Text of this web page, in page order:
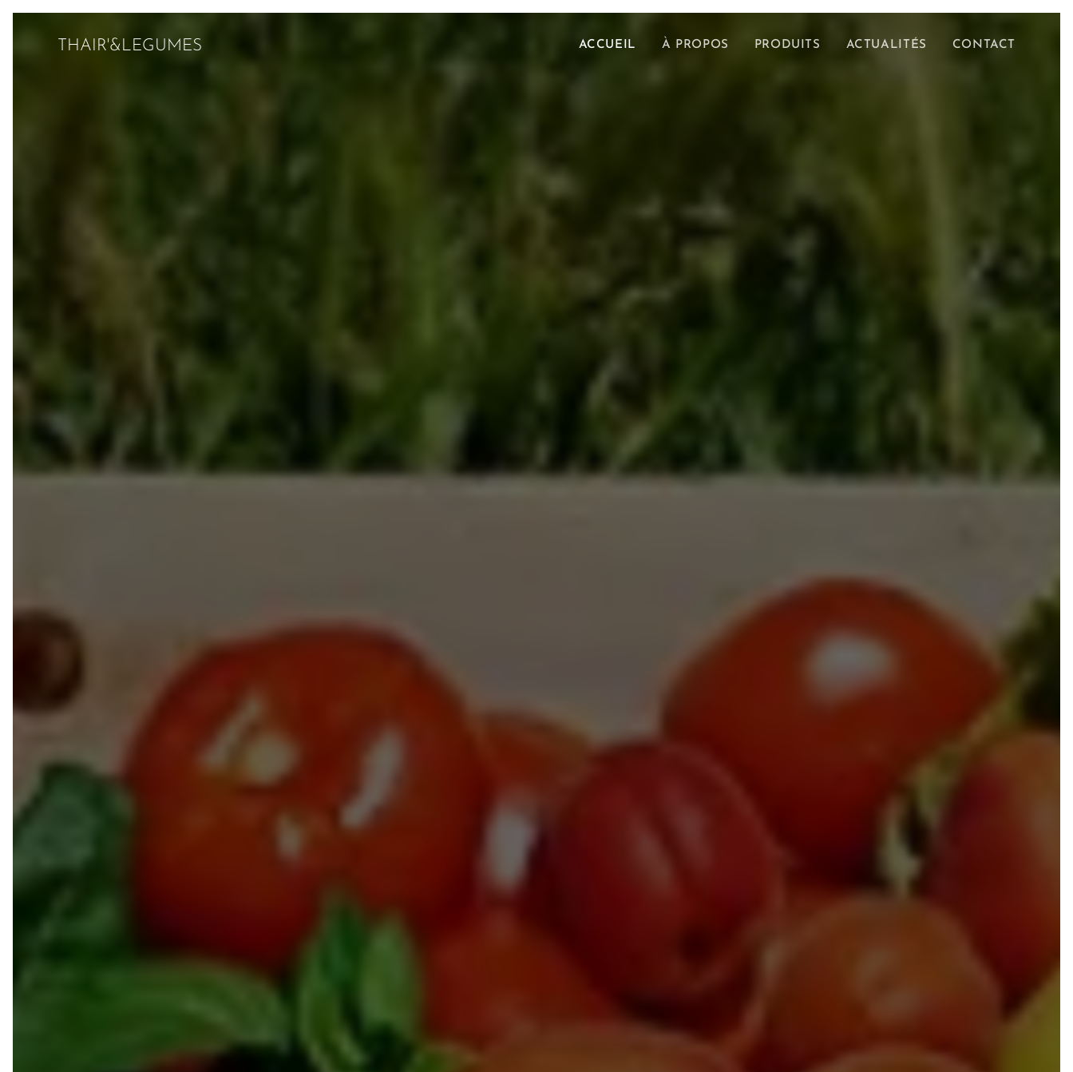
THAIR'&LEGUMES ACCUEIL À PROPOS PRODUITS ACTUALITÉS CONTACT